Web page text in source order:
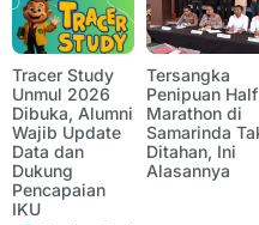
Tracer Study
Unmul 2026
Dibuka, Alumni
Wajib Update
Data dan
Dukung
Pencapaian
IKU
Tersangka
Penipuan Half
Marathon di
Samarinda
Ditahan, Ini
Alasannya